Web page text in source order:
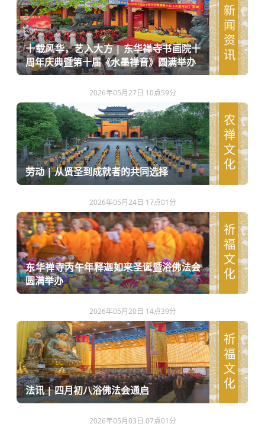
十载风华，艺入大方 | 东华禅寺书画院十
周年庆典暨第十届《水墨禅音》圆满举办
新闻资讯
2026年05月27日 10点59分
劳动 | 从贤圣到成就者的共同选择 农禅文化
2026年05月24日 17点01分
东华禅寺丙午年释迦如来圣诞暨浴佛法会
圆满举办
祈福文化
2026年05月20日 14点39分
法讯 | 四月初八浴佛法会通启 祈福文化
2026年05月03日 07点01分